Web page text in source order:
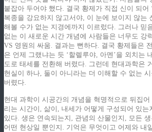
붙잡아 두어야 했다. 결국 황제가 직접 신이 되어
복종을 강요하지 않고서야, 이 눈에 보이지 않는
해볼 수가 없는 지경에까지 이르렀다. 그러나 믿
없는 이 새로운 시간 개념에 사람들은 너무도 강
VS 영원의 싸움. 결과는 뻔하다. 결국 황제들은
은 언제 그랬냐는 듯 ‘할렐루야, 아멘’을 외치는
도로 태세를 전환해 버렸다. 그런데 현대과학은
현실이 하나, 둘이 아니라는 더 이해할 수 없는
버렸다.
현대 과학이 시공간의 개념을 혁명적으로 뒤집
리는 시간이, 삶이, 내세가 어떻게 구성되어 있는
있다. 생은 연속되는지, 관념의 산물인지, 모든
어떤 현상일 뿐인지. 기억은 무엇이고 어제와 내